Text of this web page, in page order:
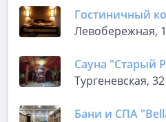
Гостиничный
Левобережная,
Сауна "Старый
Тургеневская, 32
Бани и СПА